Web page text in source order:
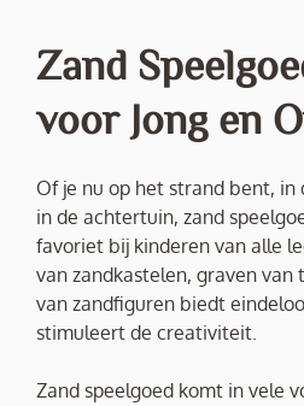
Zand
voor Jong en
Of je nu op het strand bent,
in de achtertuin, zand
favoriet bij kinderen van alle
van zandkastelen, graven van
van zandfiguren biedt
stimuleert de creativiteit.
Zand speelgoed komt in vele